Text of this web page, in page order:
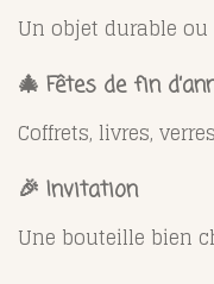
Un objet durable
🎄 Fêtes de fin
Coffrets, livres,
🎉 Invitation
Une bouteille bien